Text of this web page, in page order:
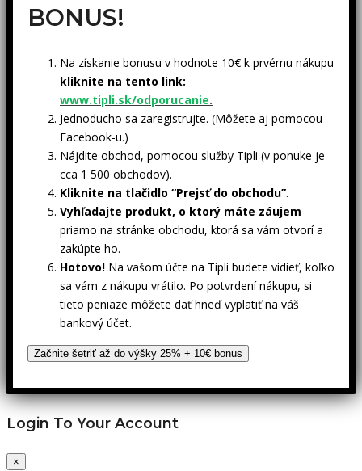
BONUS!
Na získanie bonusu v hodnote 10€ k prvému nákupu
kliknite na tento link:
www.tipli.sk/odporucanie.
Jednoducho sa zaregistrujte. (Môžete aj pomocou
Facebook-u.)
Nájdite obchod, pomocou služby Tipli (v ponuke je
cca 1 500 obchodov).
Kliknite na tlačidlo “Prejsť do obchodu”.
Vyhľadajte produkt, o ktorý máte záujem
priamo na stránke obchodu, ktorá sa vám otvorí a
zakúpte ho.
Hotovo! Na vašom účte na Tipli budete vidieť, koľko
sa vám z nákupu vrátilo. Po potvrdení nákupu, si
tieto peniaze môžete dať hneď vyplatiť na váš
bankový účet.
Začnite šetriť až do výšky 25% + 10€ bonus
Login To Your Account
×